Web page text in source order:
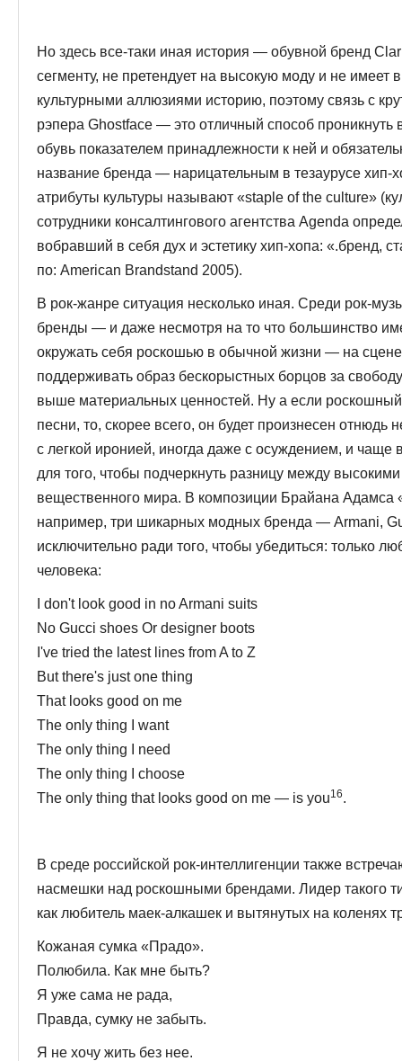
Но здесь все-таки иная история — обувной бренд
сегменту, не претендует на высокую моду и не имеет
культурными аллю­зиями историю, поэтому связь с
рэпера Ghostface — это отличный способ проникнуть
обувь показателем принадлежности к ней и
название бренда — нарицатель­ным в тезаурусе хип-
атрибуты культуры называют «staple of the culture»
сотрудники консалтингового агентства Agenda
вобравший в себя дух и эстетику хип-хопа: «.бренд,
по: American Brandstand 2005).
В рок-жанре ситуация несколько иная. Среди рок-
бренды — и даже несмотря на то что большин­ство
окружать себя роскошью в обыч­ной жизни — на
поддерживать образ бескорыстных борцов за
выше материальных ценностей. Ну а если роскошный
песни, то, скорее всего, он будет произнесен
с легкой иронией, иногда даже с осуждением, и чаще
для того, чтобы подчеркнуть разницу между
вещественного мира. В композиции Брайана Адамса
например, три шикарных модных бренда — Ar­mani,
исключительно ради того, чтобы убедиться: только
человека:
I don't look good in no Armani suits
No Gucci shoes Or designer boots
I've tried the latest lines from A to Z
But there's just one thing
That looks good on me
The only thing I want
The only thing I need
The only thing I choose
The only thing that looks good on me — is you16.
В среде российской рок-интеллигенции также
насмешки над роскошными брендами. Лидер такого
как любитель маек-алкашек и вытянутых на коленях
Кожаная сумка «Прадо».
Полюбила. Как мне быть?
Я уже сама не рада,
Правда, сумку не забыть.
Я не хочу жить без нее.